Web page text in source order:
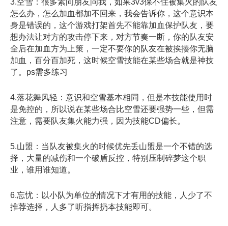
怎么办，怎么加血都加不回来，我会告诉你，这个意识本
身是错误的，这个游戏打架首先不能靠加血保护队友，要
想办法让对方的攻击停下来，对方节奏一断，你的队友安
全后在加血方为上策，一定不要你的队友在被挨揍你无脑
加血，百分百加死，这时候空雪技能在某些场合就是神技
了。ps需多练习
4.落花舞风轻：意识和空雪基本相同，但是本技能使用时
是免控的，所以说在某些场合比空雪还要强势一些，但需
注意，需要队友集火能力强，因为技能CD偏长。
5.山盟：当队友被集火的时候优先丢山盟是一个不错的选
择，大量的减伤和一个破盾反控，特别压制碎梦这个职
业，谁用谁知道。
6.忘忧：以小队为单位的情况下才有用的技能，人少了不
推荐选择，人多了听指挥扔本技能即可。